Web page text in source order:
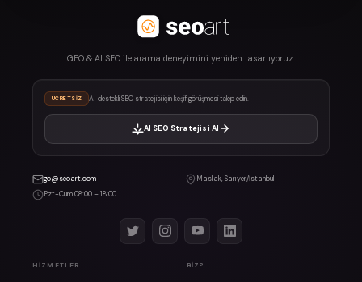
GEO & AI SEO ile arama deneyimini yeniden tasarlıyoruz.
ÜCRETSIZ AI destekli SEO stratejisi için keşif görüşmesi talep edin.
AI SEO Stratejisi Al
go@seoart.com
Maslak, Sarıyer/İstanbul
Pzt-Cum 08:00 – 18:00
HIZMETLER BIZ?